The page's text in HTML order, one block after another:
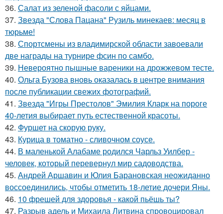
36. Салат из зеленой фасоли с яйцами.
37. Звезда "Слова Пацана" Рузиль минекаев: месяц в
тюрьме!
38. Спортсмены из владимирской области завоевали
две награды на турнире фсин по самбо.
39. Невероятно пышные вареники на дрожжевом тесте.
40. Ольга Бузова вновь оказалась в центре внимания
после публикации свежих фотографий.
41. Звезда "Игры Престолов" Эмилия Кларк на пороге
40-летия выбирает путь естественной красоты.
42. Фуршет на скорую руку.
43. Курица в томатно - сливочном соусе.
44. В маленькой Алабаме родился Чарльз Уилбер -
человек, который перевернул мир садоводства.
45. Андрей Аршавин и Юлия Барановская неожиданно
воссоединились, чтобы отметить 18-летие дочери Яны.
46. 10 фрешей для здоровья - какой пьёшь ты?
47. Разрыв адель и Михаила Литвина спровоцировал